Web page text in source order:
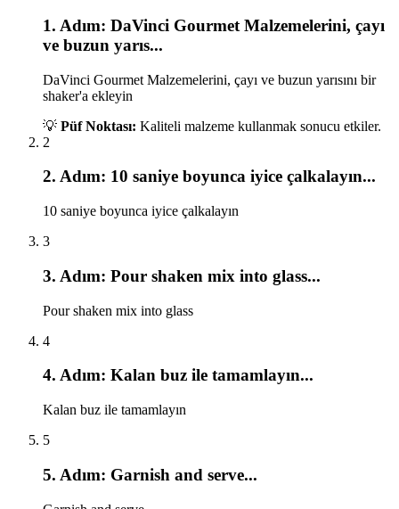
1. Adım: DaVinci Gourmet Malzemelerini, çayı
ve buzun yarıs...
DaVinci Gourmet Malzemelerini, çayı ve buzun yarısını bir
shaker'a ekleyin
💡 Püf Noktası: Kaliteli malzeme kullanmak sonucu etkiler.
2
2. Adım: 10 saniye boyunca iyice çalkalayın...
10 saniye boyunca iyice çalkalayın
3
3. Adım: Pour shaken mix into glass...
Pour shaken mix into glass
4
4. Adım: Kalan buz ile tamamlayın...
Kalan buz ile tamamlayın
5
5. Adım: Garnish and serve...